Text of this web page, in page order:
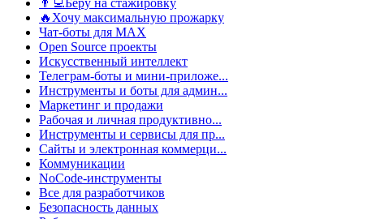
👨‍💻Беру на стажировку
🔥Хочу максимальную прожарку
Чат-боты для MAX
Open Source проекты
Искусственный интеллект
Телеграм-боты и мини-приложе...
Инструменты и боты для админ...
Маркетинг и продажи
Рабочая и личная продуктивно...
Инструменты и сервисы для пр...
Сайты и электронная коммерци...
Коммуникации
NoCode-инструменты
Все для разработчиков
Безопасность данных